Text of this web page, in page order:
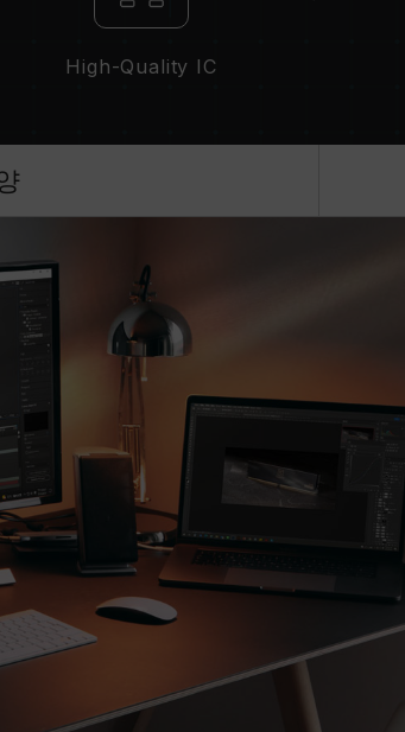
는 시스템 설정 및 하드웨어 사양
표준을 초과해, 시스템 안정성에
안정이 생길 경우 BIOS 기본값으
이며, 모든 시스템에서 도달하지
/ EXPO)을 지원하는지 반드시 확
에서 테스트됩니다. 프로세서나
A/S를 받으시길 바랍니다.
High-Quality IC